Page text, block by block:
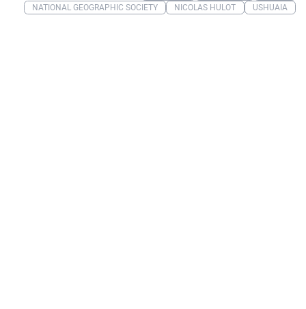
NATIONAL GEOGRAPHIC SOCIETY NICOLAS HULOT USHUAIA